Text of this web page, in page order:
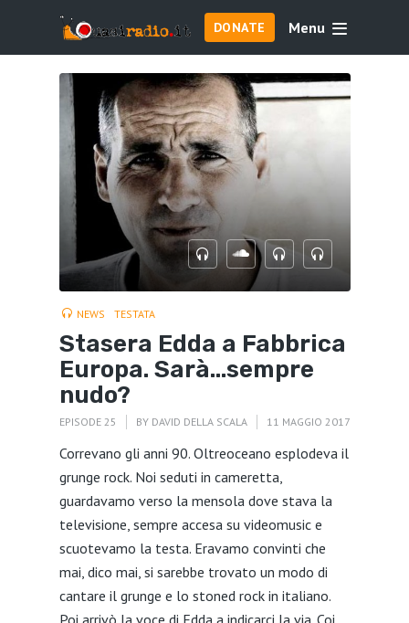
DONATE Menu
NEWS TESTATA
Stasera Edda a Fabbrica
Europa. Sarà…sempre
nudo?
EPISODE 25 BY DAVID DELLA SCALA 11 MAGGIO 2017
Correvano gli anni 90. Oltreoceano esplodeva il
grunge rock. Noi seduti in cameretta,
guardavamo verso la mensola dove stava la
televisione, sempre accesa su videomusic e
scuotevamo la testa. Eravamo convinti che
mai, dico mai, si sarebbe trovato un modo di
cantare il grunge e lo stoned rock in italiano.
Poi arrivò la voce di Edda a indicarci la via. Coi